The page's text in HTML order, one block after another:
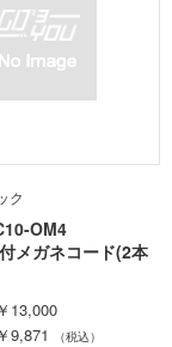
ク
OM4
メガネコード(2本
￥13,000
￥9,871 （税込）